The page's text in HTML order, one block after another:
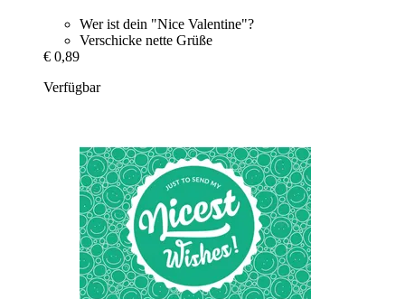
Wer ist dein "Nice Valentine"?
Verschicke nette Grüße
€ 0,89
Verfügbar